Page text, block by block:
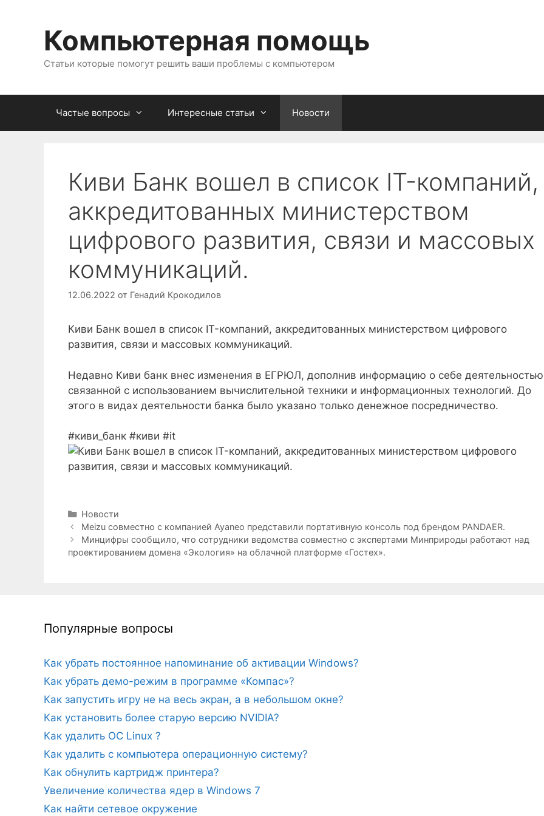
содержимомуКомпьютерная помощь
Статьи которые помогут решить ваши проблемы с компьютером
Частые вопросы Интересные статьи Новости
Киви Банк вошел в список IT-компаний,
аккредитованных министерством
цифрового развития, связи и массовых
коммуникаций.
12.06.2022 от Генадий Крокодилов
Киви Банк вошел в список IT-компаний, аккредитованных министерством цифрового
развития, связи и массовых коммуникаций.
Недавно Киви банк внес изменения в ЕГРЮЛ, дополнив информацию о себе
связанной с использованием вычислительной техники и информационных технологий. До
этого в видах деятельности банка было указано только денежное посредничество.
#киви_банк #киви #it
Рубрики
Новости
Meizu совместно с компанией Ayaneo представили портативную консоль под брендом PANDAER.
Минцифры сообщило, что сотрудники ведомства совместно с экспертами Минприроды работают над
проектированием домена «Экология» на облачной платформе «Гостех».
Популярные вопросы
Как убрать постоянное напоминание об активации Windows?
Как убрать демо-режим в программе «Компас»?
Как запустить игру не на весь экран, а в небольшом окне?
Как установить более старую версию NVIDIA?
Как удалить ОС Linux ?
Как удалить с компьютера операционную систему?
Как обнулить картридж принтера?
Увеличение количества ядер в Windows 7
Как найти сетевое окружение